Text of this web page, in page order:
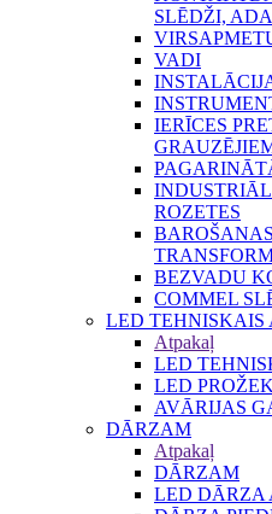
SLĒDŽI,
VADI
IERĪCES
ROZETES
BEZVADU
COMMEL
LED TEHNISKAIS
Atpakaļ
LED
LED
AVĀRIJAS
DĀRZAM
Atpakaļ
DĀRZAM
LED DĀRZA